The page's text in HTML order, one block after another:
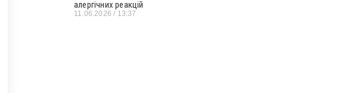
алергічних реакцій
11.06.2026 13:37